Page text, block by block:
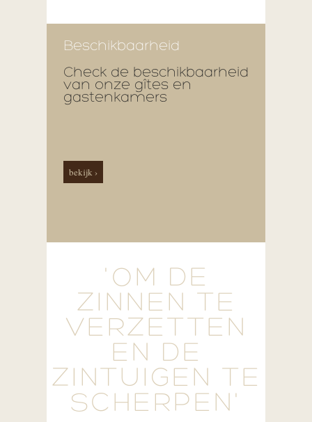
Beschikbaarheid
Check de beschikbaarheid
van onze gîtes en
gastenkamers
bekijk ›
'OM DE
ZINNEN TE
VERZETTEN
EN DE
ZINTUIGEN TE
SCHERPEN'